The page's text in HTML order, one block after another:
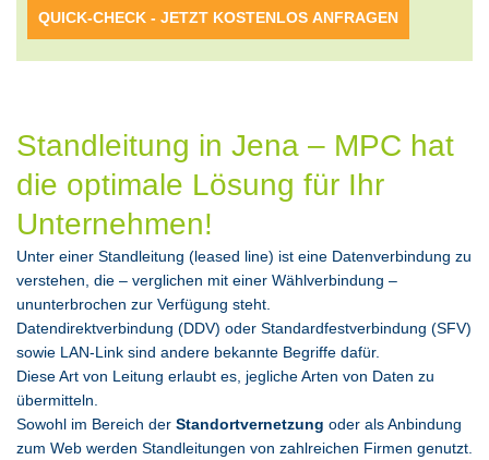
Standleitung in Jena – MPC hat
die optimale Lösung für Ihr
Unternehmen!
Unter einer Standleitung (leased line) ist eine Datenverbindung zu
verstehen, die – verglichen mit einer Wählverbindung –
ununterbrochen zur Verfügung steht.
Datendirektverbindung (DDV) oder Standardfestverbindung (SFV)
sowie LAN-Link sind andere bekannte Begriffe dafür.
Diese Art von Leitung erlaubt es, jegliche Arten von Daten zu
übermitteln.
Sowohl im Bereich der Standortvernetzung oder als Anbindung
zum Web werden Standleitungen von zahlreichen Firmen genutzt.